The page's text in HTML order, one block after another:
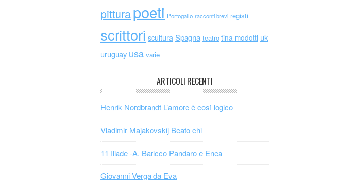
pitturapoeti Portogallo racconti brevi registi
scrittori scultura Spagna teatro tina modotti uk
uruguay usa varie
ARTICOLI RECENTI
Henrik Nordbrandt L’amore è così logico
Vladimir Majakovskij Beato chi
11 Iliade -A. Baricco Pandaro e Enea
Giovanni Verga da Eva